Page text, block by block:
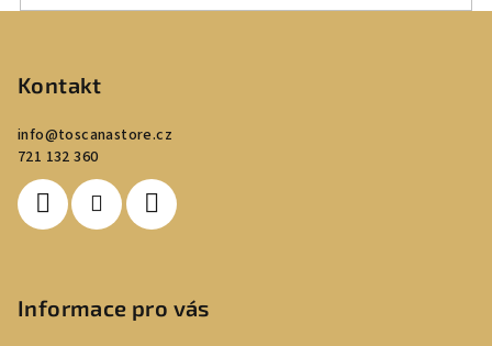
Kontakt
info@toscanastore.cz
721 132 360
Informace pro vás